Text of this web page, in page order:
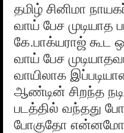
தமிழ் சினிமா
வாய் பேச முடியாத
கே.பாக்யராஜ் கூட
வாய் பேச
வாயிலாக
ஆண்டின் சிறந்த
படத்தில் வந்தது
போகுதோ என்னமோ